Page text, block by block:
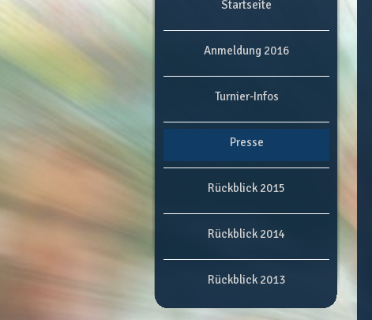
Startseite
Anmeldung 2016
Turnier-Infos
Presse
Rückblick 2015
Rückblick 2014
Rückblick 2013